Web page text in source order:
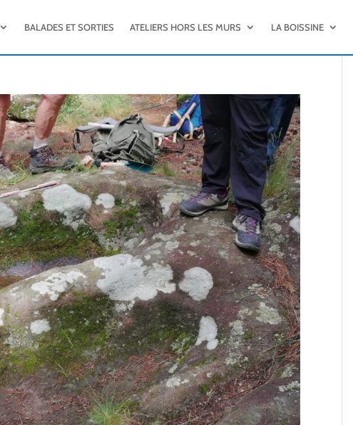
BALADES ET SORTIES ATELIERS HORS LES MURS LA BOISSINE